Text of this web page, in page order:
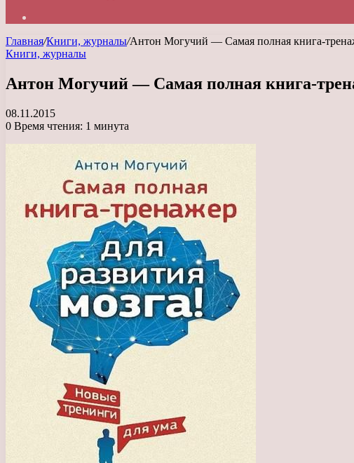
Главная/Книги, журналы/Антон Могучий — Самая полная книга-
Книги, журналы
Антон Могучий — Самая полная книга-
08.11.2015
0 Время чтения: 1 минута